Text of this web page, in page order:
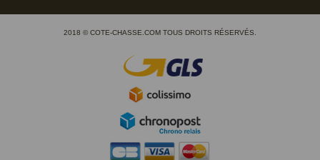
2018 © COTE-CHASSE.COM TOUS DROITS RÉSERVÉS.